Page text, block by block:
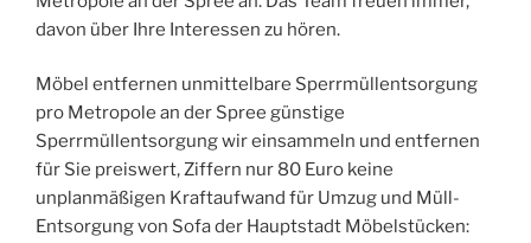
davon über Ihre Interessen zu hören.
Möbel entfernen unmittelbare Sperrmüllentsorgung
pro Metropole an der Spree günstige
Sperrmüllentsorgung wir einsammeln und entfernen
für Sie preiswert, Ziffern nur 80 Euro keine
unplanmäßigen Kraftaufwand für Umzug und Müll-
Entsorgung von Sofa der Hauptstadt Möbelstücken: